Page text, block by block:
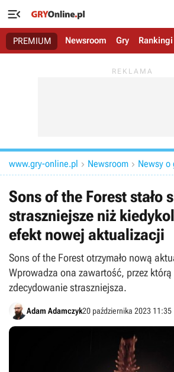

PREMIUM Newsroom Gry Rankingi
www.gry-online.pl  Newsroom  Newsy o
Sons of the Forest stało
straszniejsze niż
efekt nowej aktualizacji
Sons of the Forest otrzymało nową
Wprowadza ona zawartość, przez którą
zdecydowanie straszniejsza.
Adam Adamczyk20 października 2023 11:35